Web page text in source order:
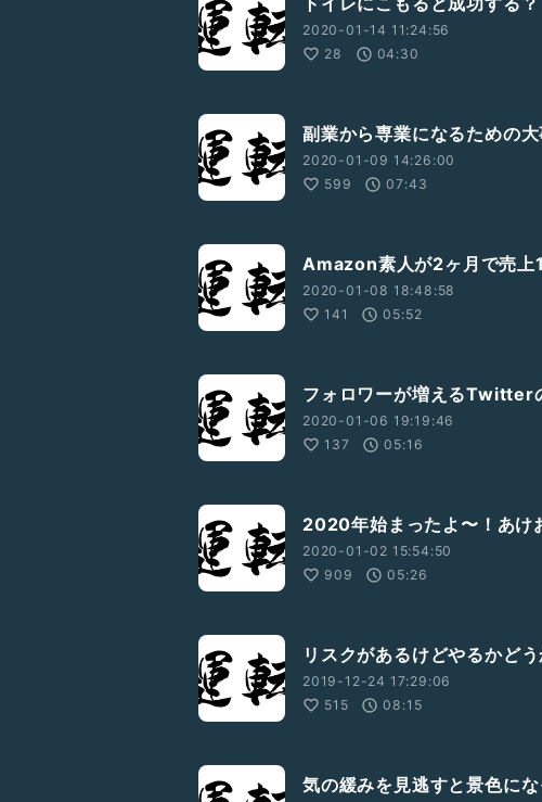
2020-01-14 11:24:56
28
04:30
副業から専業になるための
2020-01-09 14:26:00
599
07:43
Amazon素人が2ヶ月で売
2020-01-08 18:48:58
141
05:52
フォロワーが増えるTwitter
2020-01-06 19:19:46
137
05:16
2020年始まったよ〜！あけ
2020-01-02 15:54:50
909
05:26
リスクがあるけどやるかど
2019-12-24 17:29:06
515
08:15
気の緩みを見逃すと景色に